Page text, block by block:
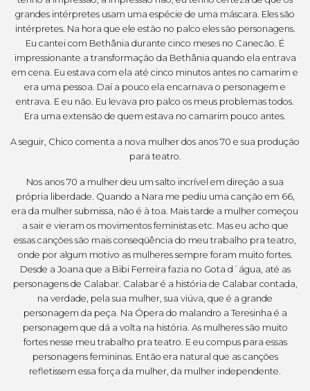
grandes intérpretes usam uma espécie de uma máscara. Eles são
intérpretes. Na hora que ele estão no palco eles são personagens.
Eu cantei com Bethânia durante cinco meses no Canecão. É
impressionante a transformação da Bethânia quando ela entrava
em cena. Eu estava com ela até cinco minutos antes no camarim e
era uma pessoa. Daí a pouco ela encarnava o personagem e
entrava. E eu não. Eu levava pro palco os meus problemas todos.
Era uma extensão de quem estava no camarim pouco antes.
A seguir, Chico comenta a nova mulher dos anos 70 e sua produção
para teatro.
Nos anos 70 a mulher deu um salto incrível em direção a sua
própria liberdade. Quando a Nara me pediu uma canção em 66,
era da mulher submissa, não é à toa. Mais tarde a mulher começou
a sair e vieram os movimentos feministas etc. Mas eu acho que
essas canções são mais conseqüência do meu trabalho pra teatro,
onde por algum motivo as mulheres sempre foram muito fortes.
Desde a Joana que a Bibi Ferreira fazia no Gota d´água, até as
personagens de Calabar. Calabar é a história de Calabar contada,
na verdade, pela sua mulher, sua viúva, que é a grande
personagem da peça. Na Ópera do malandro a Teresinha é a
personagem que dá a volta na história. As mulheres são muito
fortes nesse meu trabalho pra teatro. E eu compus para essas
personagens femininas. Então era natural que as canções
refletissem essa força da mulher, da mulher independente.